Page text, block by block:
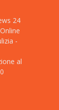
24
-
al